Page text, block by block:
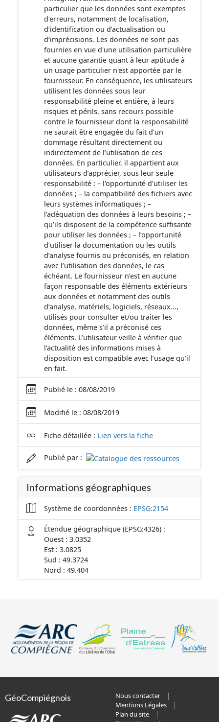
particulier que les données sont exemptes
d'erreurs, notamment de localisation,
d’identification ou d’actualisation ou
d’imprécisions. Les données ne sont pas
fournies en vue d'une utilisation particulière
et aucune garantie quant à leur aptitude à
un usage particulier n'est apportée par le
fournisseur. En conséquence, les utilisateurs
utilisent les données sous leur
responsabilité pleine et entière, à leurs
risques et périls, sans recours possible
contre le fournisseur dont la responsabilité
ne saurait être engagée du fait d’un
dommage résultant directement ou
indirectement de l’utilisation de ces
données. En particulier, il appartient aux
utilisateurs d’apprécier, sous leur seule
responsabilité : – l'opportunité d'utiliser les
données ; – la compatibilité des fichiers avec
leurs systèmes informatiques ; –
l’adéquation des données à leurs besoins ; –
qu’ils disposent de la compétence suffisante
pour utiliser les données ; – l’opportunité
d’utiliser la documentation ou les outils
d’analyse fournis ou préconisés, en relation
avec l’utilisation des données, le cas
échéant. Le fournisseur n’est en aucune
façon responsable des éléments extérieurs
aux données et notamment des outils
d’analyse, matériels, logiciels, réseaux...,
utilisés pour consulter et/ou traiter les
données, même s’il a préconisé ces
éléments. L’utilisateur veille à vérifier que
l’actualité des informations mises à
disposition est compatible avec l’usage qu’il
en fait.
Publié le : 08/08/2019
Modifié le : 08/08/2019
Fiche détaillée : Lien vers la fiche
Publié par :
Informations géographiques
Système de coordonnées : EPSG:2154
Étendue géographique (EPSG:4326) :
Ouest : 3.0352
Est : 3.0825
Sud : 49.3724
Nord : 49.404
GéoCompiégnois
Nous contacter
Mentions Légales
Plan du site